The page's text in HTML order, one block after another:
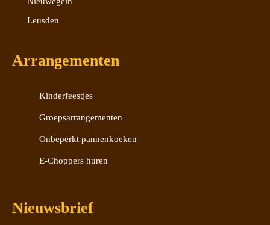
Leusden
Arrangementen
Kinderfeestjes
Groepsarrangementen
Onbeperkt pannenkoeken
E-Choppers huren
Nieuwsbrief